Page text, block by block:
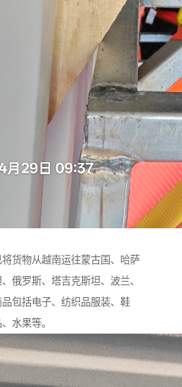
货物从越南运往蒙古国、哈萨
俄罗斯、塔吉克斯坦、波兰、
包括电子、纺织品服装、鞋
水果等。